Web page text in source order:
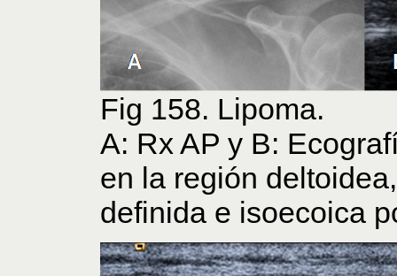
Fig 158. Lipoma.
A: Rx AP y B:
en la región
definida e isoecoica